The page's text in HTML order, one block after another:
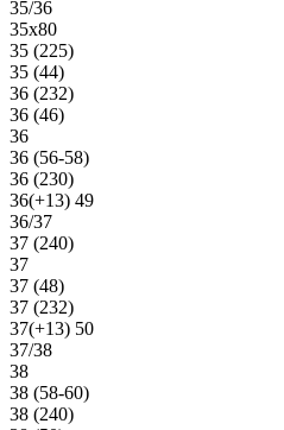
35/36
35х80
35 (225)
35 (44)
36 (232)
36 (46)
36
36 (56-58)
36 (230)
36(+13) 49
36/37
37 (240)
37
37 (48)
37 (232)
37(+13) 50
37/38
38
38 (58-60)
38 (240)